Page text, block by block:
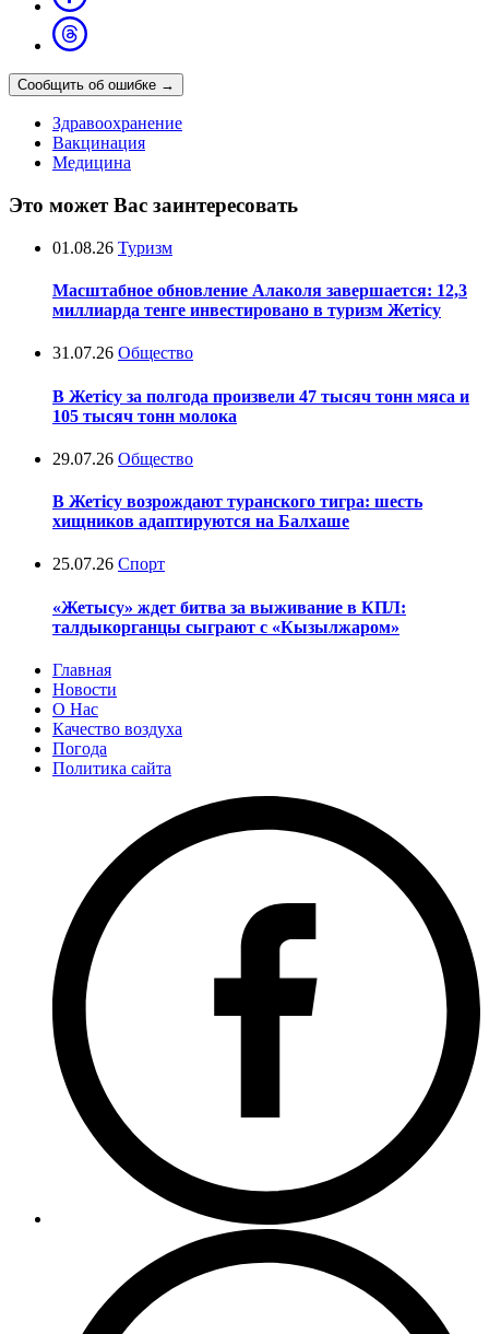
Сообщить об ошибке →
Здравоохранение
Вакцинация
Медицина
Это может Вас заинтересовать
01.08.26 Туризм
Масштабное обновление Алаколя завершается: 12,3
миллиарда тенге инвестировано в туризм Жетісу
31.07.26 Общество
В Жетісу за полгода произвели 47 тысяч тонн мяса и
105 тысяч тонн молока
29.07.26 Общество
В Жетісу возрождают туранского тигра: шесть
хищников адаптируются на Балхаше
25.07.26 Спорт
«Жетысу» ждет битва за выживание в КПЛ:
талдыкорганцы сыграют с «Кызылжаром»
Главная
Новости
О Нас
Качество воздуха
Погода
Политика сайта